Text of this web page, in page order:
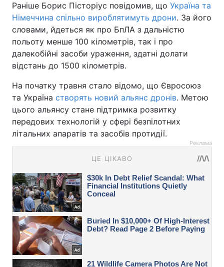
Раніше Борис Пісторіус повідомив, що Україна та
Німеччина спільно вироблятимуть дрони. За його
словами, йдеться як про БпЛА з дальністю
польоту менше 100 кілометрів, так і про
далекобійні засоби ураження, здатні долати
відстань до 1500 кілометрів.
На початку травня стало відомо, що Євросоюз
та Україна створять новий альянс дронів. Метою
цього альянсу стане підтримка розвитку
передових технологій у сфері безпілотних
літальних апаратів та засобів протидії.
Реклама